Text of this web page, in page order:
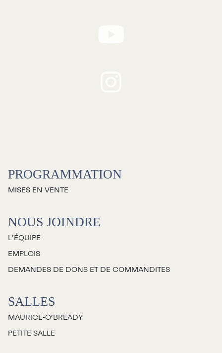
Promotions
Cartes-cadeaux
Jeunesse
Sorties scolaires
Les Mordus
PROGRAMMATION
MISES EN VENTE
NOUS JOINDRE
L’ÉQUIPE
EMPLOIS
DEMANDES DE DONS ET DE COMMANDITES
SALLES
MAURICE‑O’BREADY
PETITE SALLE